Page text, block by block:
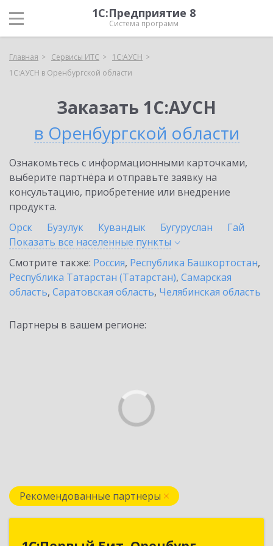
1С:Предприятие 8
Система программ
Главная Сервисы ИТС
1С:АУСН
1С:АУСН в Оренбургской области
Заказать 1С:АУСН
в Оренбургской области
Ознакомьтесь с информационными карточками,
выберите партнёра и отправьте заявку на
консультацию, приобретение или внедрение
продукта.
Орск
Бузулук Кувандык Бугуруслан
Гай
Показать все населенные пункты
Смотрите также: Россия, Республика Башкортостан,
Республика Татарстан (Татарстан), Самарская
область, Саратовская область, Челябинская область
Партнеры в вашем регионе:
Рекомендованные партнеры
1С:Первый Бит, Оренбург